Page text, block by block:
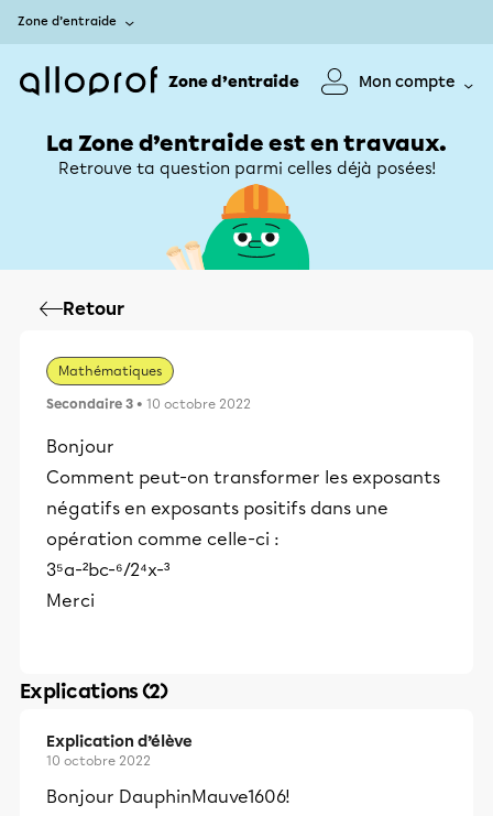
Zone d’entraide
Zone d’entraide Mon compte
La Zone d’entraide est en travaux.
Retrouve ta question parmi celles déjà posées!
Retour
Mathématiques
Secondaire 3 • 10 octobre 2022
Bonjour
Comment peut-on transformer les exposants
négatifs en exposants positifs dans une
opération comme celle-ci :
3⁵a-²bc-⁶/2⁴x-³
Merci
Explications (2)
Explication d’élève
10 octobre 2022
Bonjour DauphinMauve1606!